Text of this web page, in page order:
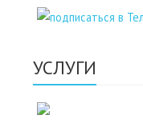
УСЛУГИ